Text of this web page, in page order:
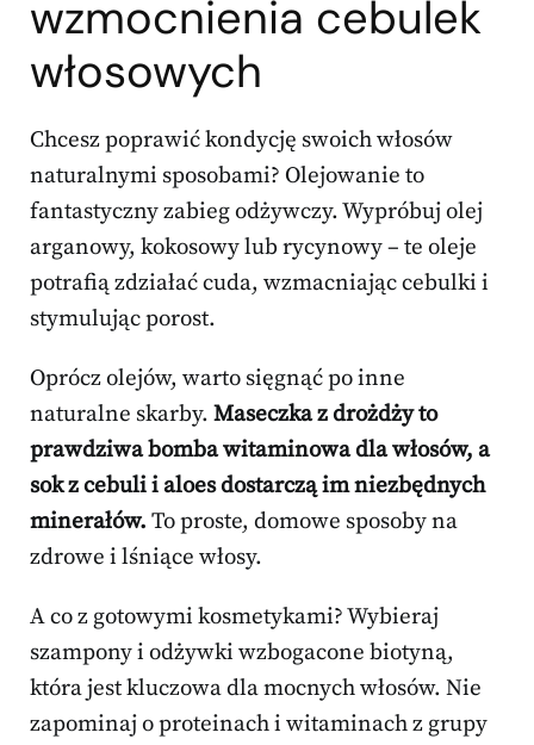
wzmocnienia cebulek
włosowych
Chcesz poprawić kondycję swoich włosów
naturalnymi sposobami? Olejowanie to
fantastyczny zabieg odżywczy. Wypróbuj olej
arganowy, kokosowy lub rycynowy – te oleje
potrafią zdziałać cuda, wzmacniając cebulki i
stymulując porost.
Oprócz olejów, warto sięgnąć po inne
naturalne skarby. Maseczka z drożdży to
prawdziwa bomba witaminowa dla włosów, a
sok z cebuli i aloes dostarczą im niezbędnych
minerałów. To proste, domowe sposoby na
zdrowe i lśniące włosy.
A co z gotowymi kosmetykami? Wybieraj
szampony i odżywki wzbogacone biotyną,
która jest kluczowa dla mocnych włosów. Nie
zapominaj o proteinach i witaminach z grupy